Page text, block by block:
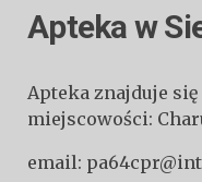
Apteka w
Apteka znajduje
miejscowości:
email: